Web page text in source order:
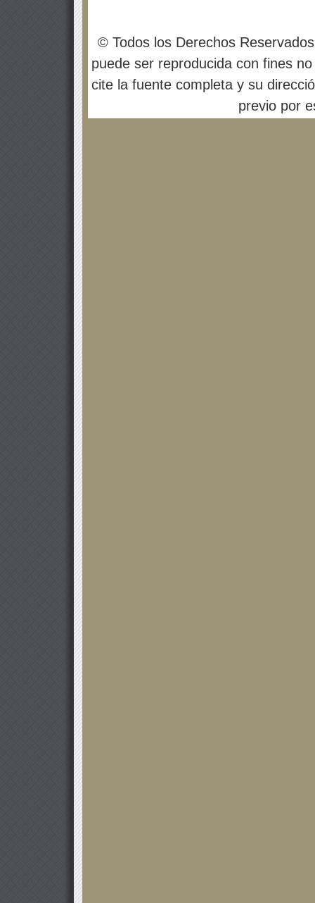
© Todos los Derechos
puede ser reproducida con fines
cite la fuente completa y su
previo por